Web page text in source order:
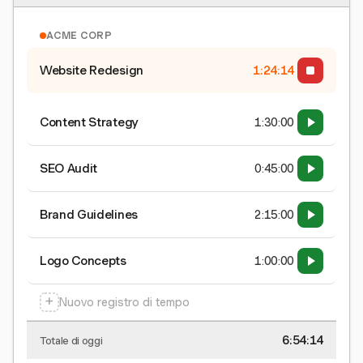
ACME CORP
Website Redesign 1:24:15
Content Strategy 1:30:00
SEO Audit 0:45:00
Brand Guidelines 2:15:00
Logo Concepts 1:00:00
+ Nuovo registro di tempo
Totale di oggi 6:54:15